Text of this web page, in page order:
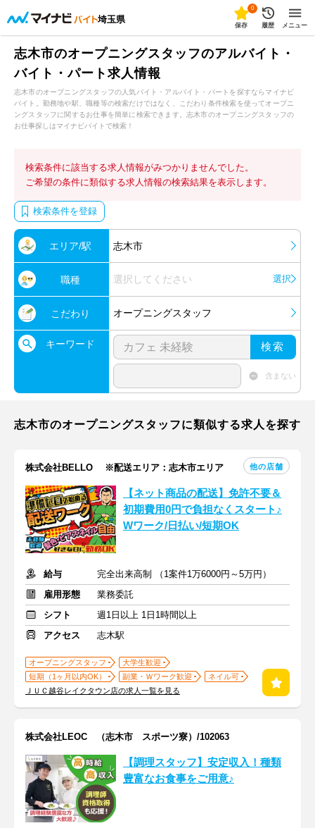
埼玉県
0
保存 履歴 メニュー
志木市のオープニングスタッフのアルバイト・
バイト・パート求人情報
志木市のオープニングスタッフの人気バイト・アルバイト・パートを探すならマイナビ
バイト。勤務地や駅、職種等の検索だけではなく、こだわり条件検索を使ってオープニ
ングスタッフに関するお仕事を簡単に検索できます。志木市のオープニングスタッフの
お仕事探しはマイナビバイトで検索！
検索条件に該当する求人情報がみつかりませんでした。
ご希望の条件に類似する求人情報の検索結果を表示します。
検索条件を登録
エリア/駅 志木市
職種 選択してください 選択
こだわり オープニングスタッフ
キーワード 検索
含まない
志木市のオープニングスタッフに類似する求人を探す
株式会社BELLO ※配送エリア：志木市エリア 他の店舗
【ネット商品の配送】免許不要＆
初期費用0円で負担なくスタート♪
Wワーク/日払い/短期OK
給与
完全出来高制 （1案件1万6000円～5万円）
雇用形態
業務委託
シフト
週1日以上 1日1時間以上
アクセス
志木駅
オープニングスタッフ
大学生歓迎
短期（1ヶ月以内OK）
副業・Ｗワーク歓迎
ネイル可
ＪＵＣ越谷レイクタウン店の求人一覧を見る
株式会社LEOC （志木市 スポーツ寮）/102063
【調理スタッフ】安定収入！種類
豊富なお食事をご用意♪